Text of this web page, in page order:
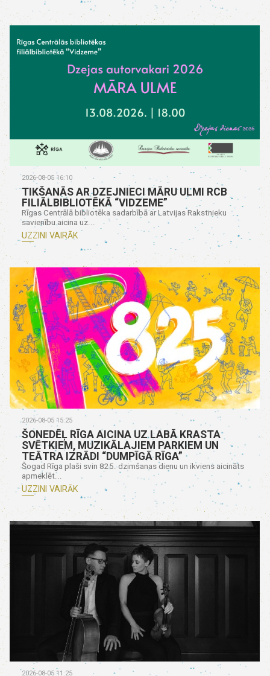
2026-08-05 16:10
TIKŠANĀS AR DZEJNIECI MĀRU ULMI RCB
FILIĀLBIBLIOTĒKĀ “VIDZEME”
Rīgas Centrālā bibliotēka sadarbībā ar Latvijas Rakstnieku
savienību aicina uz...
UZZINI VAIRĀK
2026-08-05 15:25
ŠONEDĒĻ RĪGA AICINA UZ LABĀ KRASTA
SVĒTKIEM, MUZIKĀLAJIEM PARKIEM UN
TEĀTRA IZRĀDI “DUMPĪGĀ RĪGA”
Šogad Rīga plaši svin 825. dzimšanas dienu un ikviens aicināts
apmeklēt...
UZZINI VAIRĀK
2026-08-05 11:25